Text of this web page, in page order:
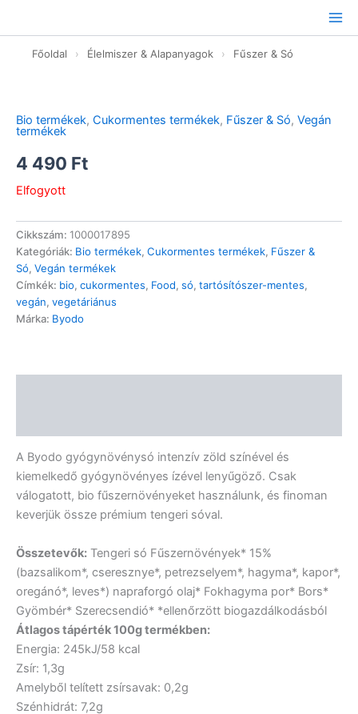
tartalomhoz
Főoldal › Élelmiszer & Alapanyagok › Fűszer & Só
Bio termékek, Cukormentes termékek, Fűszer & Só, Vegán
termékek
4 490 Ft
Elfogyott
Cikkszám: 1000017895
Kategóriák: Bio termékek, Cukormentes termékek, Fűszer &
Só, Vegán termékek
Címkék: bio, cukormentes, Food, só, tartósítószer-mentes,
vegán, vegetáriánus
Márka: Byodo
A Byodo gyógynövénysó intenzív zöld színével és
kiemelkedő gyógynövényes ízével lenyűgöző. Csak
válogatott, bio fűszernövényeket használunk, és finoman
keverjük össze prémium tengeri sóval.
Összetevők: Tengeri só Fűszernövények* 15%
(bazsalikom*, cseresznye*, petrezselyem*, hagyma*, kapor*,
oregánó*, leves*) napraforgó olaj* Fokhagyma por* Bors*
Gyömbér* Szerecsendió* *ellenőrzött biogazdálkodásból
Átlagos tápérték 100g termékben:
Energia: 245kJ/58 kcal
Zsír: 1,3g
Amelyből telített zsírsavak: 0,2g
Szénhidrát: 7,2g